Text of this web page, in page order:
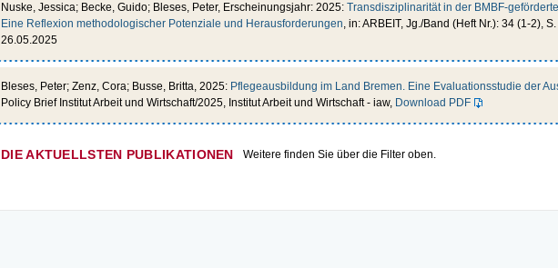
Nuske, Jessica; Becke, Guido; Bleses, Peter, Erscheinungsjahr: 2025: Transdisziplinarität in der BMBF-
Eine Reflexion methodologischer Potenziale und Herausforderungen, in: ARBEIT, Jg./Band (Heft Nr.): 34 (1-2),
26.05.2025
Bleses, Peter; Zenz, Cora; Busse, Britta, 2025: Pflegeausbildung im Land Bremen. Eine Evaluationsstudie der
Policy Brief Institut Arbeit und Wirtschaft/2025, Institut Arbeit und Wirtschaft - iaw, Download PDF
DIE AKTUELLSTEN PUBLIKATIONEN Weitere finden Sie über die Filter oben.